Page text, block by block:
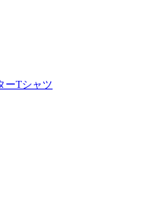
ーTシャツ